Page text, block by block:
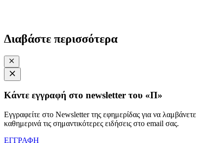
Διαβάστε περισσότερα
Κάντε εγγραφή στο newsletter του «Π»
Εγγραφείτε στο Newsletter της εφημερίδας για να λαμβάνετε
καθημερινά τις σημαντικότερες ειδήσεις στο email σας.
ΕΓΓΡΑΦΗ